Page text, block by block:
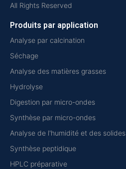
All Rights Reserved
Produits par application
Analyse par calcination
Séchage
Analyse des matières grasses
Hydrolyse
Digestion par micro-ondes
Synthèse par micro-ondes
Analyse de l'humidité et des solides
Synthèse peptidique
HPLC préparative